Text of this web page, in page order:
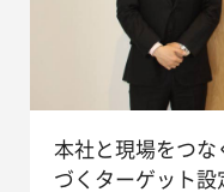
本社と現場をつな
づくターゲット設